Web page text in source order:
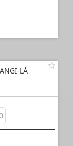
LÁ
0